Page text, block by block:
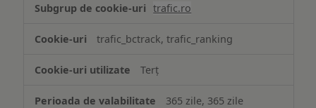
trafic.ro
trafic_bctrack, trafic_ranking
Terț
365 zile, 365 zile